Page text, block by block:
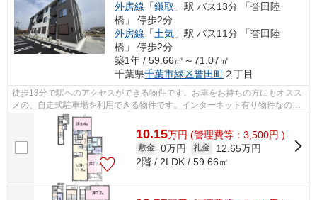
外房線 「鎌取 」駅 バス13分 「誉田陸
橋」 停歩2分
外房線 「土気 」駅 バス11分 「誉田陸
橋」 停歩2分
築1年 / 59.66㎡～71.07㎡
千葉県千葉市緑区誉田町２丁目
徒歩13分で駅へのアクセスができる物件です。お車をお持ちの方にもオスス
メの、自走式駐車場を利用できる物件です。インターネット有り物件なの
で、ネットをよく使う方におすすめです...
10.15万円 (管理費等：3,500円 )
敷金 0万円 礼金
12.65万円
2階 / 2LDK / 59.66㎡